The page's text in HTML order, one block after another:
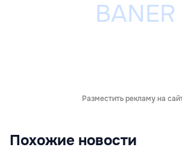
Разместить рекламу на
Похожие новости